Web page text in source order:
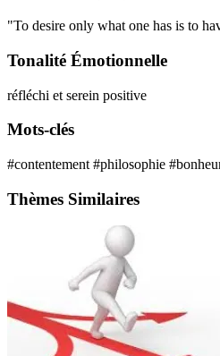
"To desire only what one has is to
Tonalité Émotionnelle
réfléchi et serein positive
Mots-clés
#contentement #philosophie
Thèmes Similaires